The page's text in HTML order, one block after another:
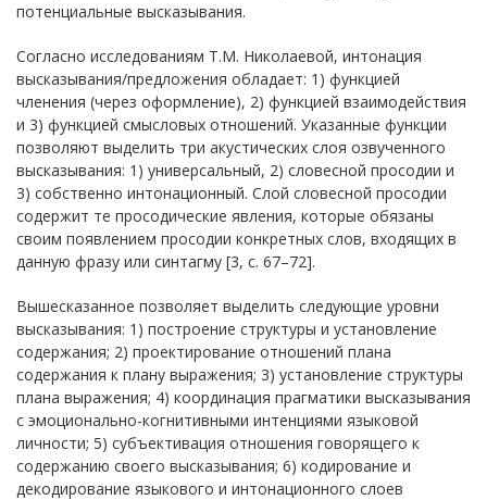
потенциальные высказывания.
Согласно исследованиям Т.М. Николаевой, интонация
высказывания/предложения обладает: 1) функцией
членения (через оформление), 2) функцией взаимодействия
и 3) функцией смысловых отношений. Указанные функции
позволяют выделить три акустических слоя озвученного
высказывания: 1) универсальный, 2) словесной просодии и
3) собственно интонационный. Слой словесной просодии
содержит те просодические явления, которые обязаны
своим появлением просодии конкретных слов, входящих в
данную фразу или синтагму [3, с. 67–72].
Вышесказанное позволяет выделить следующие уровни
высказывания: 1) построение структуры и установление
содержания; 2) проектирование отношений плана
содержания к плану выражения; 3) установление структуры
плана выражения; 4) координация прагматики высказывания
с эмоционально-когнитивными интенциями языковой
личности; 5) субъективация отношения говорящего к
содержанию своего высказывания; 6) кодирование и
декодирование языкового и интонационного слоев